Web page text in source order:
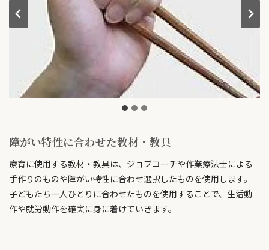
障がい特性に合わせた教材・教具
療育に使用する教材・教具は、ジョブコーチや作業療法士による
手作りのものや障がい特性に合わせ選択したものを使用します。
子どもたち一人ひとりに合わせたものを使用することで、生活動
作や就労動作を確実に身に着けていきます。